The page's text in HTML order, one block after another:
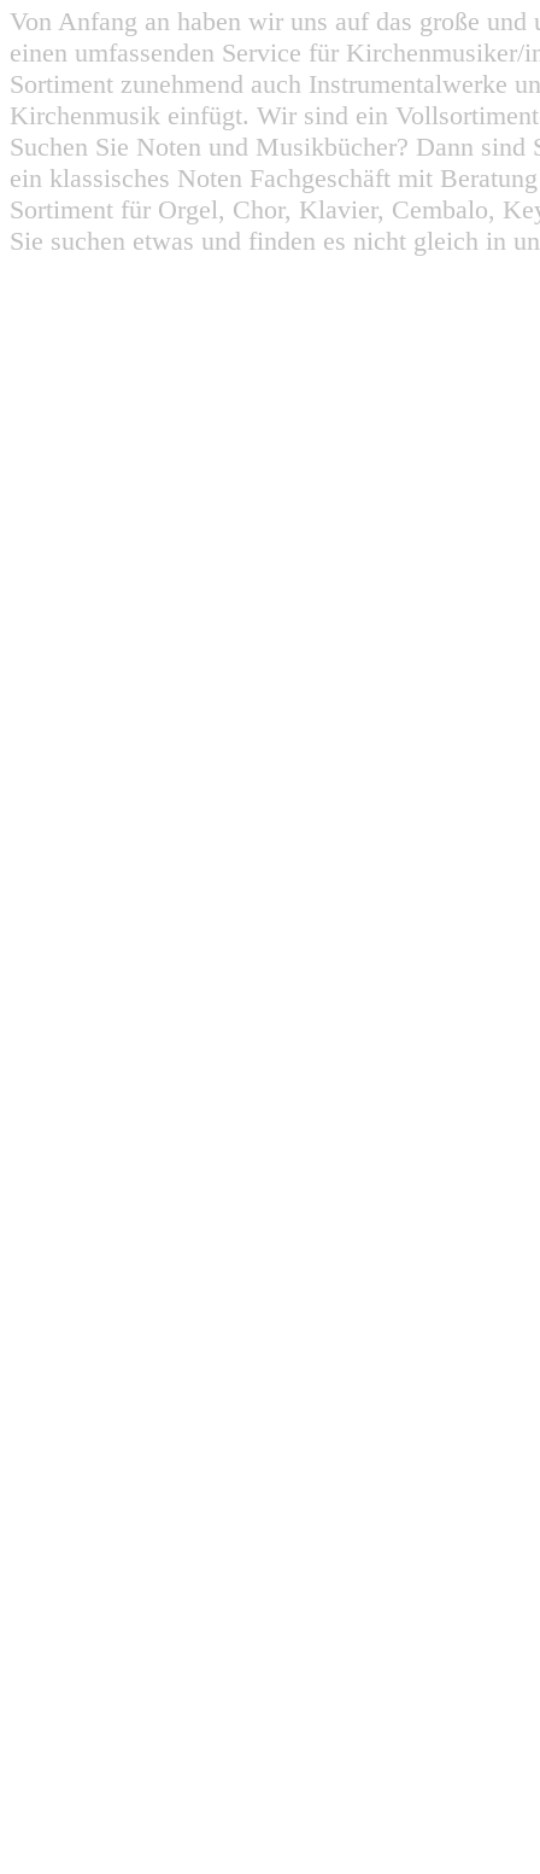
Von Anfang an haben wir uns auf das große
einen umfassenden Service für
Sortiment zunehmend auch Instrumentalwerke
Kirchenmusik einfügt. Wir sind ein
Suchen Sie Noten und Musikbücher? Dann
ein klassisches Noten Fachgeschäft mit
Sortiment für Orgel, Chor, Klavier, Cembalo,
Sie suchen etwas und finden es nicht gleich in